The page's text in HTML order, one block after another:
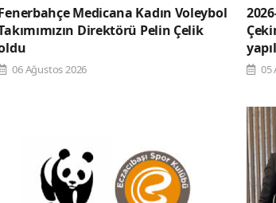
Medicana Kadın Voleybol
Direktörü Pelin Çelik
06 Ağustos 2026 05